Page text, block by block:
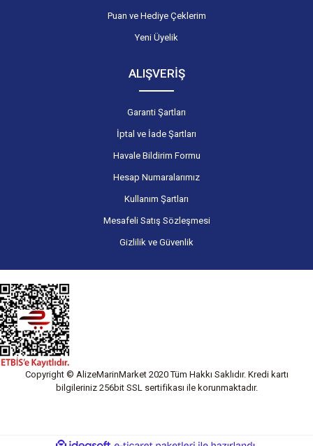
Puan ve Hediye Çeklerim
Yeni Üyelik
ALIŞVERİŞ
Garanti Şartları
İptal ve İade Şartları
Havale Bildirim Formu
Hesap Numaralarımız
Kullanım Şartları
Mesafeli Satış Sözleşmesi
Gizlilik ve Güvenlik
Copyright © AlizeMarinMarket 2020 Tüm Hakkı Saklıdır. Kredi kartı
bilgileriniz 256bit SSL sertifikası ile korunmaktadır.